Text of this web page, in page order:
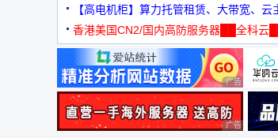
【高电机柜】算力托管租赁、大带宽、云
机
香港美国CN2/国内高防服务器██全科云██
广告 商业广
广告 商业广